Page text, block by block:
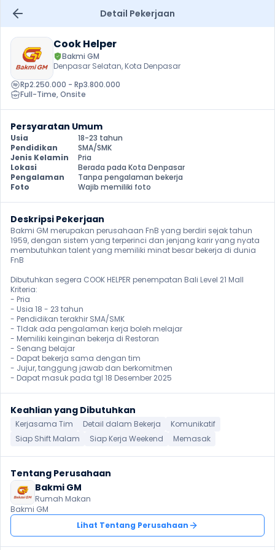
Detail Pekerjaan
Cook Helper
Bakmi GM
Denpasar Selatan, Kota Denpasar
Rp2.250.000 - Rp3.800.000
Full-Time, Onsite
Persyaratan Umum
Usia
18-23 tahun
Pendidikan
SMA/SMK
Jenis Kelamin
Pria
Lokasi
Berada pada Kota Denpasar
Pengalaman
Tanpa pengalaman bekerja
Foto
Wajib memiliki foto
Deskripsi Pekerjaan
Bakmi GM merupakan perusahaan FnB yang berdiri sejak tahun
1959, dengan sistem yang terperinci dan jenjang karir yang nyata
membutuhkan talent yang memiliki minat besar bekerja di dunia
FnB
Dibutuhkan segera COOK HELPER penempatan Bali Level 21 Mall
Kriteria:
- Pria
- Usia 18 - 23 tahun
- Pendidikan terakhir SMA/SMK
- TIdak ada pengalaman kerja boleh melajar
- Memiliki keinginan bekerja di Restoran
- Senang belajar
- Dapat bekerja sama dengan tim
- Jujur, tanggung jawab dan berkomitmen
- Dapat masuk pada tgl 18 Desember 2025
Keahlian yang Dibutuhkan
Kerjasama Tim Detail dalam Bekerja
Komunikatif
Siap Shift Malam
Siap Kerja Weekend Memasak
Tentang Perusahaan
Bakmi GM
Rumah Makan
Bakmi GM
Lihat Tentang Perusahaan